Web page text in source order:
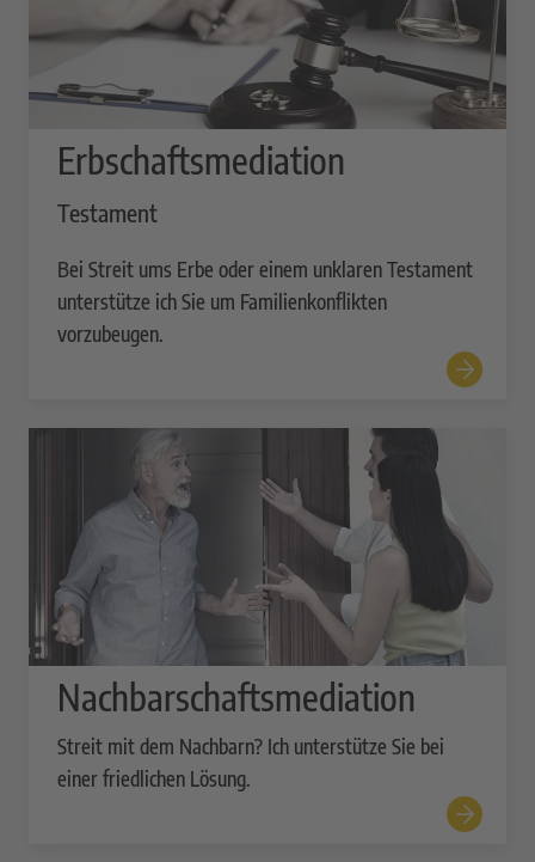
Erbschaftsmediation
Testament
Bei Streit ums Erbe oder einem unklaren Testament
unterstütze ich Sie um Familienkonflikten
vorzubeugen.
Nachbarschaftsmediation
Streit mit dem Nachbarn? Ich unterstütze Sie bei
einer friedlichen Lösung.